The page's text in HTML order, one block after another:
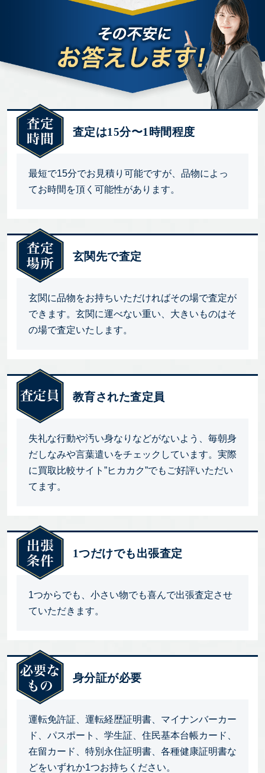
査定は15分〜1時間程度
最短で15分でお見積り可能ですが、品物によっ
てお時間を頂く可能性があります。
玄関先で査定
玄関に品物をお持ちいただければその場で査定が
できます。玄関に運べない重い、大きいものはそ
の場で査定いたします。
教育された査定員
失礼な行動や汚い身なりなどがないよう、毎朝身
だしなみや言葉遣いをチェックしています。実際
に買取比較サイト”ヒカカク”でもご好評いただい
てます。
1つだけでも出張査定
1つからでも、小さい物でも喜んで出張査定させ
ていただきます。
身分証が必要
運転免許証、運転経歴証明書、マイナンバーカー
ド、パスポート、学生証、住民基本台帳カード、
在留カード、特別永住証明書、各種健康証明書な
どをいずれか1つお持ちください。